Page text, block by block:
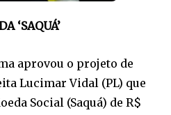
‘SAQUÁ’
aprovou o projeto de
Lucimar Vidal (PL) que
Social (Saquá) de R$